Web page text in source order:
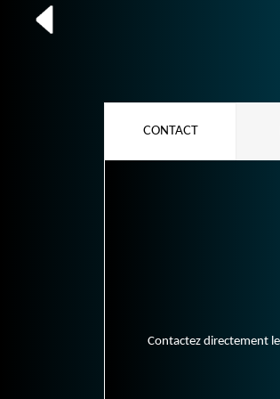
CONTACT
Contactez directement